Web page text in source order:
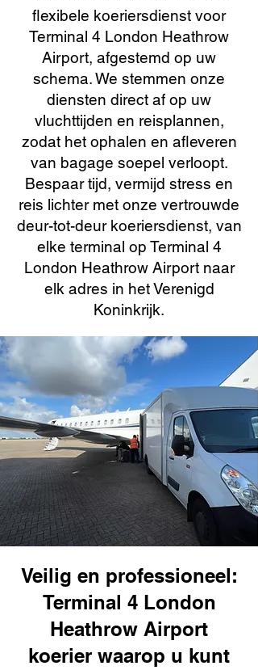
flexibele koeriersdienst voor
Terminal 4 London Heathrow
Airport, afgestemd op uw
schema. We stemmen onze
diensten direct af op uw
vluchttijden en reisplannen,
zodat het ophalen en afleveren
van bagage soepel verloopt.
Bespaar tijd, vermijd stress en
reis lichter met onze vertrouwde
deur-tot-deur koeriersdienst, van
elke terminal op Terminal 4
London Heathrow Airport naar
elk adres in het Verenigd
Koninkrijk.
Veilig en professioneel:
Terminal 4 London
Heathrow Airport
koerier waarop u kunt